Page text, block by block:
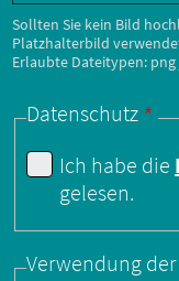
Sollten Sie kein Bild
Platzhalterbild
Erlaubte Dateitypen: png
Datenschutz
Ich habe die
gelesen.
Verwendung